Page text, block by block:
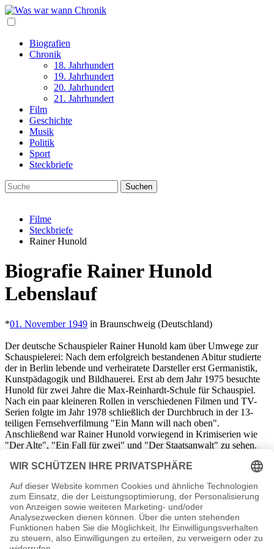
Biografien
Chronik
18. Jahrhundert
19. Jahrhundert
20. Jahrhundert
21. Jahrhundert
Film
Geschichte
Musik
Politik
Sport
Steckbriefe
Filme
Steckbriefe
Rainer Hunold
Biografie Rainer Hunold
Lebenslauf
*01. November 1949 in Braunschweig (Deutschland)
Der deutsche Schauspieler Rainer Hunold kam über Umwege zur
Schauspielerei: Nach dem erfolgreich bestandenen Abitur studierte
der in Berlin lebende und verheiratete Darsteller erst Germanistik,
Kunstpädagogik und Bildhauerei. Erst ab dem Jahr 1975 besuchte
Hunold für zwei Jahre die Max-Reinhardt-Schule für Schauspiel.
Nach ein paar kleineren Rollen in verschiedenen Filmen und TV-
Serien folgte im Jahr 1978 schließlich der Durchbruch in der 13-
teiligen Fernsehverfilmung "Ein Mann will nach oben".
Anschließend war Rainer Hunold vorwiegend in Krimiserien wie
"Der Alte", "Ein Fall für zwei" und "Der Staatsanwalt" zu sehen.
Traumschiff", "Die Schwarzwaldklinik", "Dr. Sommerfeld" und "In
für soziale Projekte wie "SOS Kinderdorf", "Gib mir fünf" und
"Gesicht zeigen! Für ein weltoffenes Deutschland" ein. Sein
soziales Engagement führte dazu, dass er zwei Kinder aus Marokko
adoptierte.